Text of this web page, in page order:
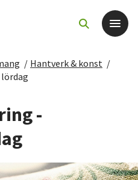
/ Hantverk & konst /
-